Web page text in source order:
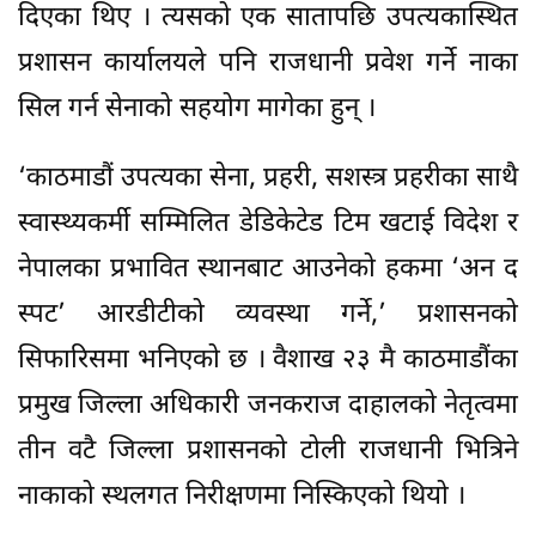
दिएका थिए । त्यसको एक सातापछि उपत्यकास्थित
प्रशासन कार्यालयले पनि राजधानी प्रवेश गर्ने नाका
सिल गर्न सेनाको सहयोग मागेका हुन् ।
‘काठमाडौं उपत्यका सेना, प्रहरी, सशस्त्र प्रहरीका साथै
स्वास्थ्यकर्मी सम्मिलित डेडिकेटेड टिम खटाई विदेश र
नेपालका प्रभावित स्थानबाट आउनेको हकमा ‘अन द
स्पट’ आरडीटीको व्यवस्था गर्ने,’ प्रशासनको
सिफारिसमा भनिएको छ । वैशाख २३ मै काठमाडौंका
प्रमुख जिल्ला अधिकारी जनकराज दाहालको नेतृत्वमा
तीन वटै जिल्ला प्रशासनको टोली राजधानी भित्रिने
नाकाको स्थलगत निरीक्षणमा निस्किएको थियो ।